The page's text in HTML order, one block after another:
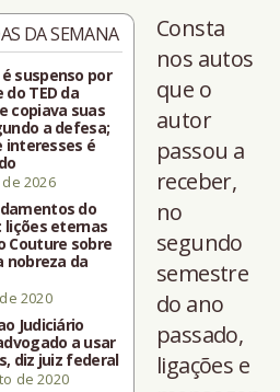
DA SEMANA
suspenso por
TED da
copiava suas
a defesa;
interesses é
2026
do
lições eternas
Couture sobre
nobreza da
2020
Judiciário
a usar
diz juiz federal
de 2020
Consta
nos autos
que o
autor
passou a
receber,
no
segundo
semestre
do ano
passado,
ligações e